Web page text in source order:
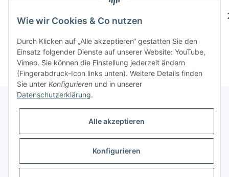
229,00 CHF *
199,00 CHF
Gesetzliche Informationen
Wie wir Cookies & Co nutzen
Durch Klicken auf „Alle akzeptieren“ gestatten Sie den
Einsatz folgender Dienste auf unserer Website: YouTube,
Vimeo. Sie können die Einstellung jederzeit ändern
(Fingerabdruck-Icon links unten). Weitere Details finden
Sie unter Konfigurieren und in unserer
Datenschutzerklärung.
Alle akzeptieren
Konfigurieren